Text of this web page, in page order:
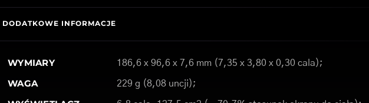
DODATKOWE INFORMACJE
WYMIARY 186,6 x 96,6 x 7,6 mm (7,35 x 3,80 x 0,30 cala);
WAGA 229 g (8,08 uncji);